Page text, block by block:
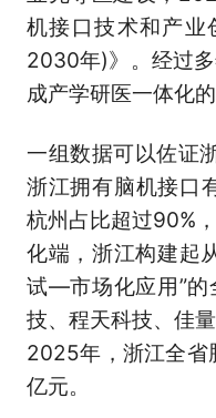
机接口技术和产
2030年)》。经过
成产学研医一体化
一组数据可以佐证
浙江拥有脑机接口
杭州占比超过90%
化端，浙江构建起
试—市场化应用”的
技、程天科技、佳
2025年，浙江全省
亿元。